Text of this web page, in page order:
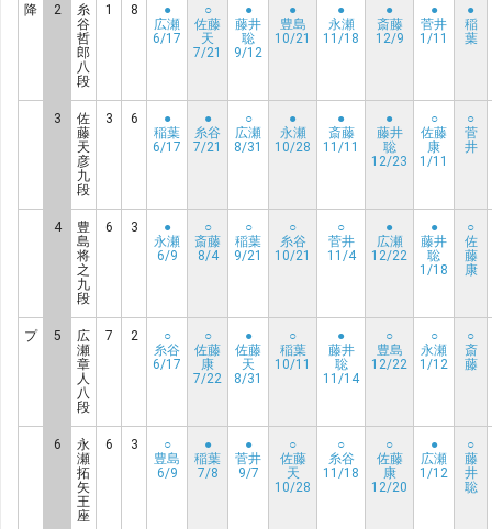
降 2
糸
谷
哲
郎
八
段
1 8
●
広瀬
6/17
○
佐藤
天
7/21
●
藤井
聡
9/12
●
豊島
10/21
●
永瀬
11/18
●
斎藤
12/9
●
菅井
1/11
●
稲
葉
3
佐
藤
天
彦
九
段
3 6
●
稲葉
6/17
●
糸谷
7/21
○
広瀬
8/31
●
永瀬
10/28
●
斎藤
11/11
●
藤井
聡
12/23
○
佐藤
康
1/11
○
菅
井
4
豊
島
将
之
九
段
6 3
●
永瀬
6/9
○
斎藤
8/4
○
稲葉
9/21
○
糸谷
10/21
○
菅井
11/4
●
広瀬
12/22
●
藤井
聡
1/18
○
佐
藤
康
プ 5
広
瀬
章
人
八
段
7 2
○
糸谷
6/17
○
佐藤
康
7/22
●
佐藤
天
8/31
○
稲葉
10/11
●
藤井
聡
11/14
○
豊島
12/22
○
永瀬
1/12
○
斎
藤
6
永
瀬
拓
矢
王
座
6 3
○
豊島
6/9
●
稲葉
7/8
●
菅井
9/7
○
佐藤
天
10/28
○
糸谷
11/18
○
佐藤
康
12/20
●
広瀬
1/12
○
藤
井
聡